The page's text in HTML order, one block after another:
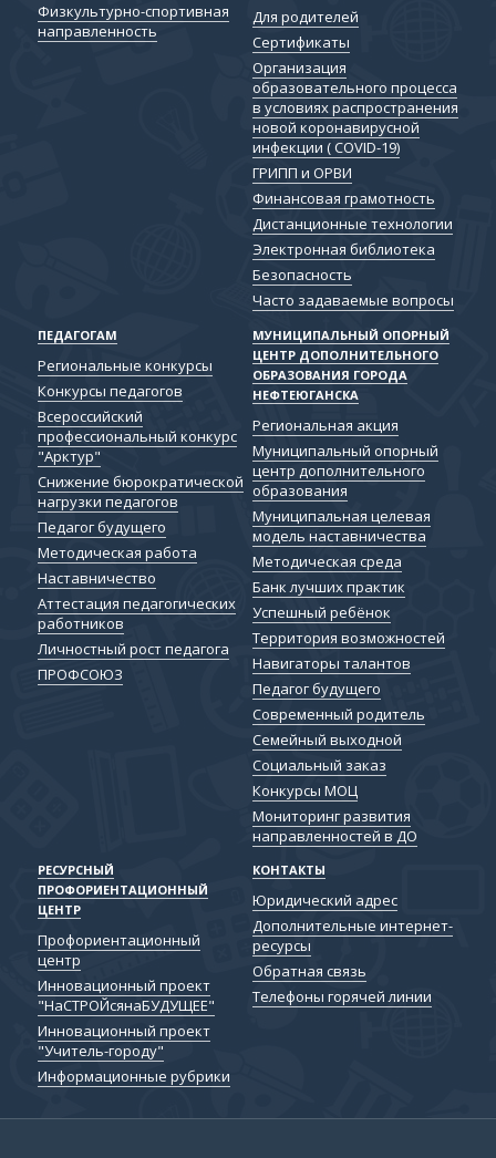
Физкультурно-спортивная
направленность
Для родителей
Сертификаты
Организация
образовательного процесса
в условиях распространения
новой коронавирусной
инфекции ( COVID-19)
ГРИПП и ОРВИ
Финансовая грамотность
Дистанционные технологии
Электронная библиотека
Безопасность
Часто задаваемые вопросы
ПЕДАГОГАМ
Региональные конкурсы
Конкурсы педагогов
Всероссийский
профессиональный конкурс
"Арктур"
Снижение бюрократической
нагрузки педагогов
Педагог будущего
Методическая работа
Наставничество
Аттестация педагогических
работников
Личностный рост педагога
ПРОФСОЮЗ
МУНИЦИПАЛЬНЫЙ ОПОРНЫЙ
ЦЕНТР ДОПОЛНИТЕЛЬНОГО
ОБРАЗОВАНИЯ ГОРОДА
НЕФТЕЮГАНСКА
Региональная акция
Муниципальный опорный
центр дополнительного
образования
Муниципальная целевая
модель наставничества
Методическая среда
Банк лучших практик
Успешный ребёнок
Территория возможностей
Навигаторы талантов
Педагог будущего
Современный родитель
Семейный выходной
Социальный заказ
Конкурсы МОЦ
Мониторинг развития
направленностей в ДО
РЕСУРСНЫЙ
ПРОФОРИЕНТАЦИОННЫЙ
ЦЕНТР
Профориентационный
центр
Инновационный проект
"НаСТРОЙсянаБУДУЩЕЕ"
Инновационный проект
"Учитель-городу"
Информационные рубрики
КОНТАКТЫ
Юридический адрес
Дополнительные интернет-
ресурсы
Обратная связь
Телефоны горячей линии